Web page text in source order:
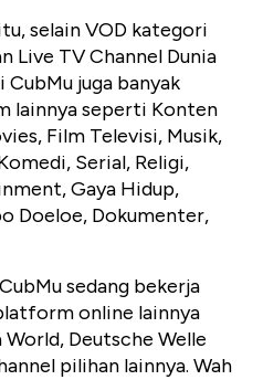
selain VOD kategori
Live TV Channel Dunia
juga banyak
lainnya seperti Konten
Film Televisi, Musik,
Serial, Religi,
Gaya Hidup,
Doeloe, Dokumenter,
sedang bekerja
online lainnya
Deutsche Welle
pilihan lainnya. Wah